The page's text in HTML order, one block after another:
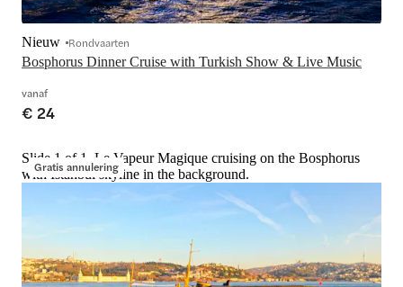
Bosphorus Dinner Cruise with Turkish Show & Live Music
Nieuw Rondvaarten
vanaf
€ 24
Gratis annulering
Slide 1 of 1, Le Vapeur Magique cruising on the Bosphorus
with Istanbul skyline in the background.